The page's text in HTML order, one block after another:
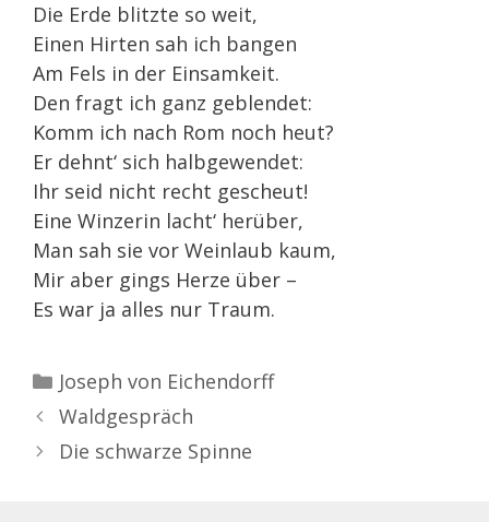
Die Erde blitzte so weit,
Einen Hirten sah ich bangen
Am Fels in der Einsamkeit.
Den fragt ich ganz geblendet:
Komm ich nach Rom noch heut?
Er dehnt‘ sich halbgewendet:
Ihr seid nicht recht gescheut!
Eine Winzerin lacht‘ herüber,
Man sah sie vor Weinlaub kaum,
Mir aber gings Herze über –
Es war ja alles nur Traum.
Kategorien
Joseph von Eichendorff
Waldgespräch
Die schwarze Spinne